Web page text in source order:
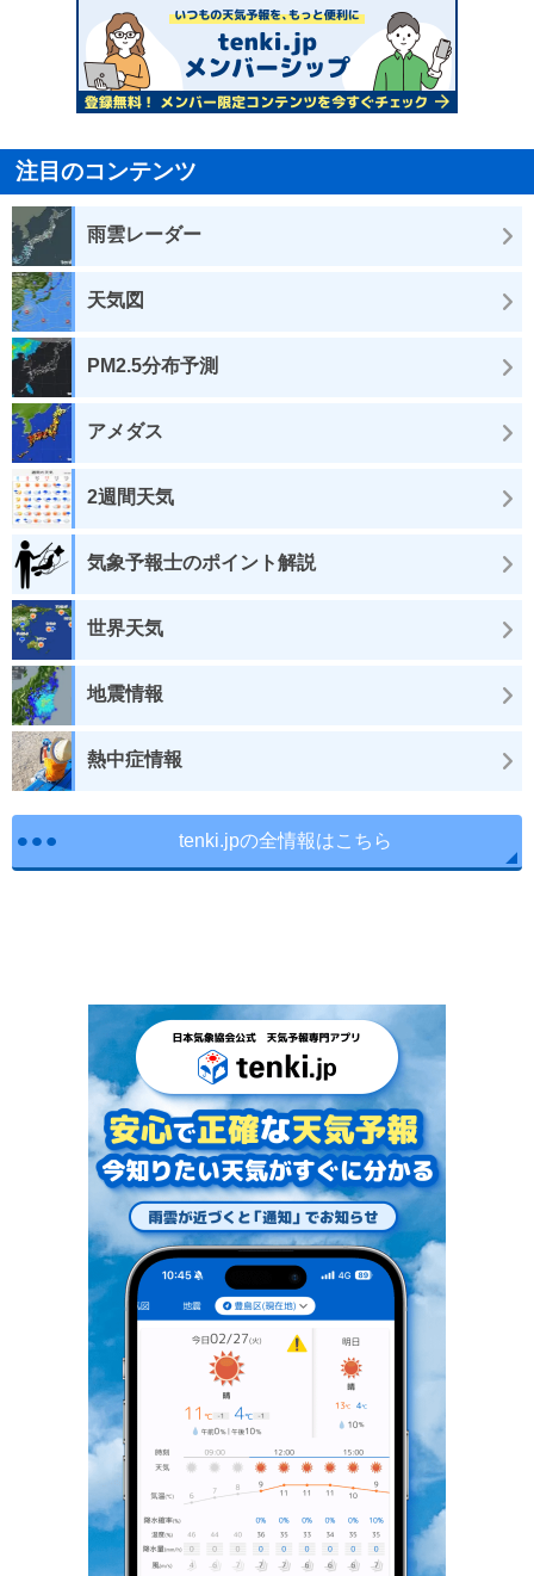
注目のコンテンツ
雨雲レーダー
天気図
PM2.5分布予測
アメダス
2週間天気
気象予報士のポイント解説
世界天気
地震情報
熱中症情報
tenki.jpの全情報はこちら